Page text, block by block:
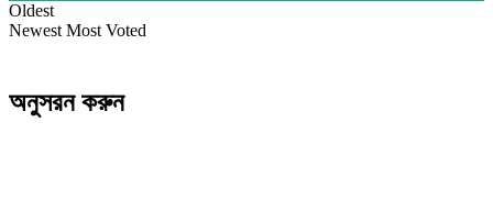
Oldest
Newest Most Voted
অনুসরন করুন